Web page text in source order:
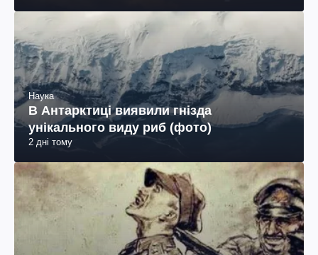
Наука
В Антарктиці виявили гнізда
унікального виду риб (фото)
2 дні тому